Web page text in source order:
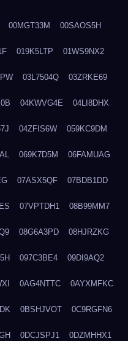
00MGT33M 00SAOS5H
019K5LTP 01WS9NX2
03L7504Q 03ZRKE69
04KWVG4E 04LI8DHX
04ZFIS6W 059KC9DM
069K7D5M 06FAMUAG
07ASX5QF 07BDB1DD
07VPTDH1 08B99MM7
08G6A3PD 08HJRZKG
097C3BE4 09DI9AQ2
0AG4NTTC 0AYXMFKC
0BSHJVOT 0C9RGFN6
0DCJSPJ1 0DZMHHX1